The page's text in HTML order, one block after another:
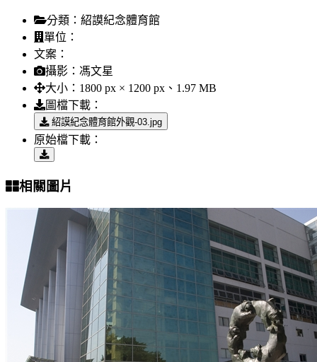
分類： 紹謨紀念體育館
單位：
文案：
攝影： 馮文星
大小： 1800 px × 1200 px、1.97 MB
圖檔下載：
紹謨紀念體育館外觀-03.jpg
原始檔下載：
相關圖片